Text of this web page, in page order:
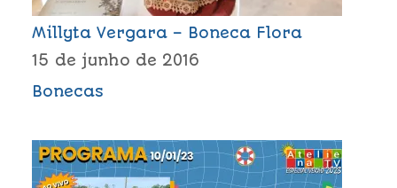
Millyta Vergara – Boneca Flora
15 de junho de 2016
Bonecas